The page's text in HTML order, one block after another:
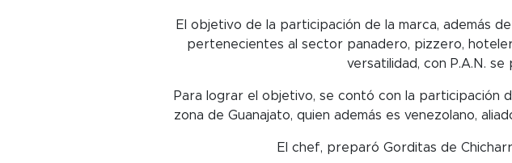
El objetivo de la participación de la marca, además
pertenecientes al sector panadero, pizzero,
versatilidad, con P.A.N.
Para lograr el objetivo, se contó con la participación
zona de Guanajato, quien además es venezolano,
El chef, preparó Gorditas de